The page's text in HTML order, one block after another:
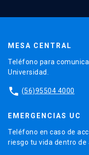
MESA CENTRAL
Teléfono para
Universidad.
phone (56)95504 4000
EMERGENCIAS UC
Teléfono en caso de
riesgo tu vida dentro de